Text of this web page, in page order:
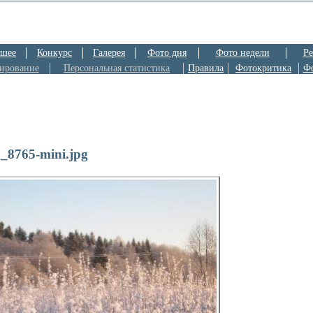
Конкурс Галерея Фото дня Фото недели
Персональная статистика Правила Фотокритика
mini.jpg